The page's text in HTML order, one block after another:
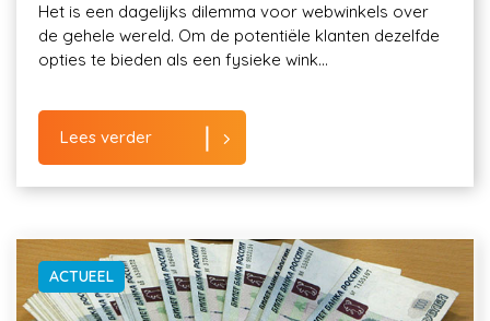
Het is een dagelijks dilemma voor webwinkels over
de gehele wereld. Om de potentiële klanten dezelfde
opties te bieden als een fysieke wink...
Lees verder
ACTUEEL